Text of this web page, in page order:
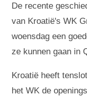
De recente
van Kroatië's WK
woensdag een
ze kunnen gaan in
Kroatië heeft
het WK de